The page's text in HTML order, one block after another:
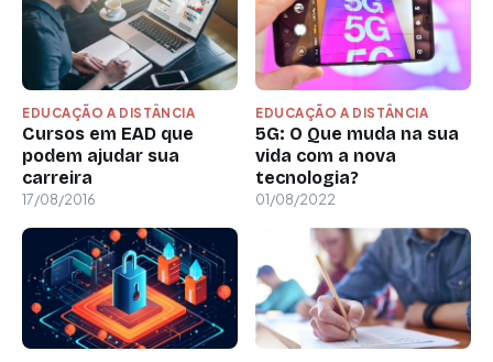
EDUCAÇÃO A DISTÂNCIA
Cursos em EAD que
podem ajudar sua
carreira
17/08/2016
EDUCAÇÃO A DISTÂNCIA
5G: O Que muda na sua
vida com a nova
tecnologia?
01/08/2022